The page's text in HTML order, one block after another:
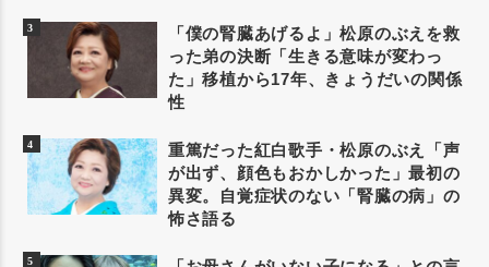
「僕の腎臓あげるよ」松原のぶえを救
った弟の決断「生きる意味が変わっ
た」移植から17年、きょうだいの関係
性
重篤だった紅白歌手・松原のぶえ「声
が出ず、顔色もおかしかった」最初の
異変。自覚症状のない「腎臓の病」の
怖さ語る